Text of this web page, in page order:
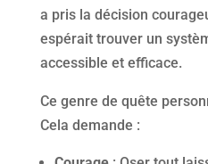
a pris la décision
espérait trouver un
accessible et efficace.
Ce genre de quête
Cela demande :